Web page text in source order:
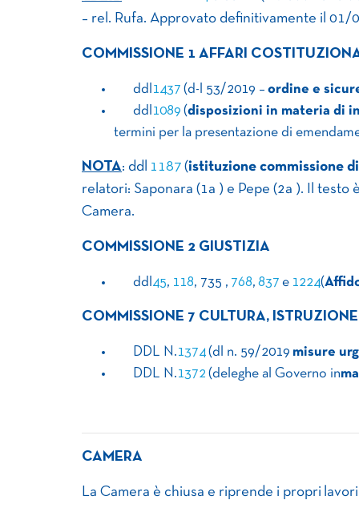
– rel. Rufa. Approvato definitivamente il 01/
COMMISSIONE 1 AFFARI
​ ​ ​ ​ ​ ​ ​ddl 1437 (d-l 53/2019 – ordine e
​ ​ ​ ​ ​ ​ ​ddl 1089 (disposizioni in materia di
termini per la presentazione di
NOTA: ddl 1187 (istituzione commissione
relatori: Saponara (1a ) e Pepe (2a ). Il
Camera.
COMMISSIONE 2 GIUSTIZIA
​ ​ ​ ​ ​ ​ ​ddl 45, 118, 735 , 768, 837 e 1224(
COMMISSIONE 7 CULTURA, ISTRUZIONE
​ ​ ​ ​ ​ ​ ​DDL N.1374(dl n. 59/2019 misure
​ ​ ​ ​ ​ ​ ​DDL N.1372 (deleghe al Governo in
CAMERA
La Camera è chiusa e riprende i propri